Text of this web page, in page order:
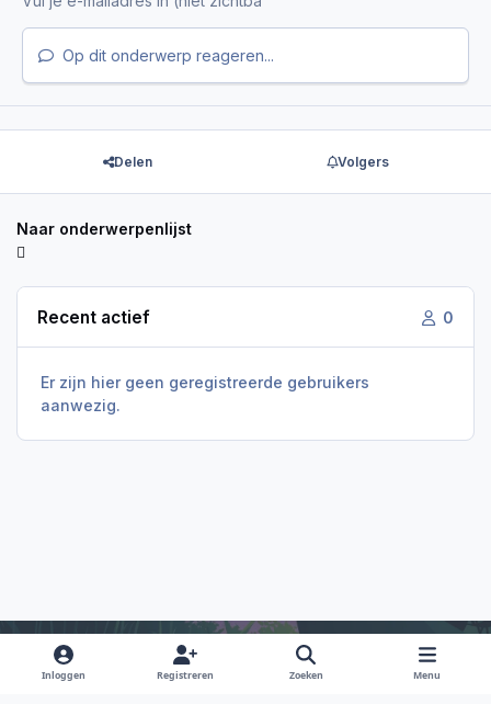
Op dit onderwerp reageren...
Delen Volgers
Naar onderwerpenlijst
Recent actief 0
Er zijn hier geen geregistreerde gebruikers
aanwezig.
Light ModeDark ModeSystem Preference
Inloggen Registreren Zoeken Menu